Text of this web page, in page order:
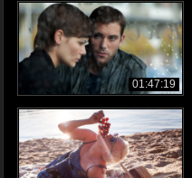
01:47:19